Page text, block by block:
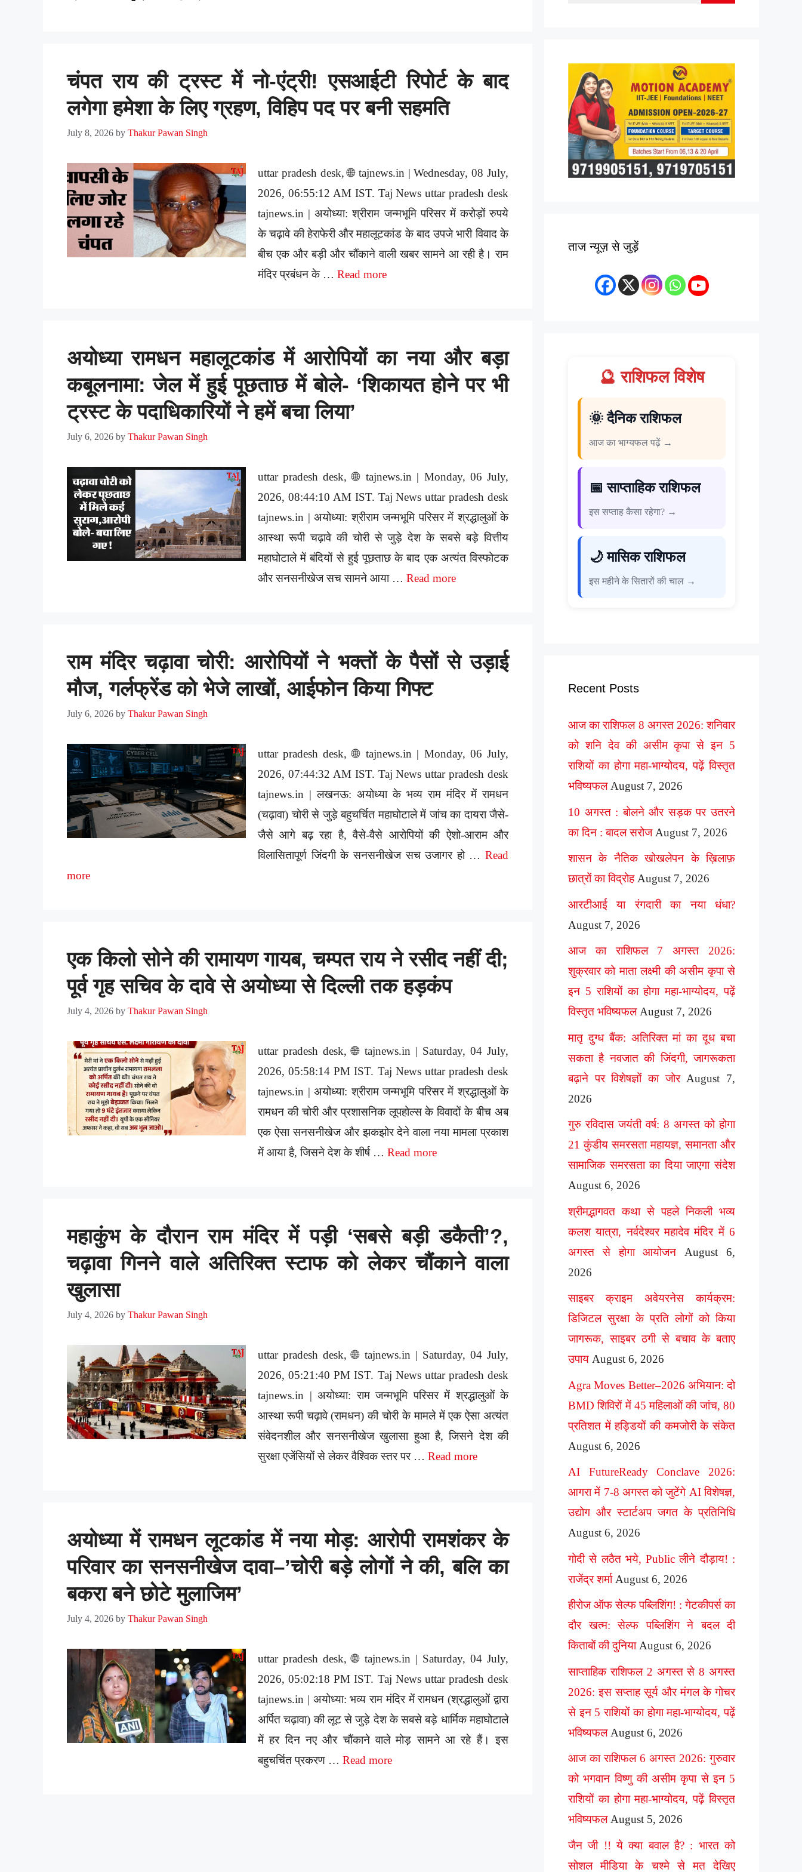
चंपत राय की ट्रस्ट में नो-एंट्री! एसआईटी रिपोर्ट के बाद
लगेगा हमेशा के लिए ग्रहण, विहिप पद पर बनी सहमति
July 8, 2026 by Thakur Pawan Singh
uttar pradesh desk, 🌐 tajnews.in | Wednesday, 08 July,
2026, 06:55:12 AM IST. Taj News uttar pradesh desk
tajnews.in | अयोध्या: श्रीराम जन्मभूमि परिसर में करोड़ों रुपये
के चढ़ावे की हेराफेरी और महालूटकांड के बाद उपजे भारी विवाद के
बीच एक और बड़ी और चौंकाने वाली खबर सामने आ रही है। राम
मंदिर प्रबंधन के … Read more
अयोध्या रामधन महालूटकांड में आरोपियों का नया और बड़ा
कबूलनामा: जेल में हुई पूछताछ में बोले- ‘शिकायत होने पर भी
ट्रस्ट के पदाधिकारियों ने हमें बचा लिया’
July 6, 2026 by Thakur Pawan Singh
uttar pradesh desk, 🌐 tajnews.in | Monday, 06 July,
2026, 08:44:10 AM IST. Taj News uttar pradesh desk
tajnews.in | अयोध्या: श्रीराम जन्मभूमि परिसर में श्रद्धालुओं के
आस्था रूपी चढ़ावे की चोरी से जुड़े देश के सबसे बड़े वित्तीय
महाघोटाले में बंदियों से हुई पूछताछ के बाद एक अत्यंत विस्फोटक
और सनसनीखेज सच सामने आया … Read more
राम मंदिर चढ़ावा चोरी: आरोपियों ने भक्तों के पैसों से उड़ाई
मौज, गर्लफ्रेंड को भेजे लाखों, आईफोन किया गिफ्ट
July 6, 2026 by Thakur Pawan Singh
uttar pradesh desk, 🌐 tajnews.in | Monday, 06 July,
2026, 07:44:32 AM IST. Taj News uttar pradesh desk
tajnews.in | लखनऊ: अयोध्या के भव्य राम मंदिर में रामधन
(चढ़ावा) चोरी से जुड़े बहुचर्चित महाघोटाले में जांच का दायरा जैसे-
जैसे आगे बढ़ रहा है, वैसे-वैसे आरोपियों की ऐशो-आराम और
विलासितापूर्ण जिंदगी के सनसनीखेज सच उजागर हो … Read
more
एक किलो सोने की रामायण गायब, चम्पत राय ने रसीद नहीं दी;
पूर्व गृह सचिव के दावे से अयोध्या से दिल्ली तक हड़कंप
July 4, 2026 by Thakur Pawan Singh
uttar pradesh desk, 🌐 tajnews.in | Saturday, 04 July,
2026, 05:58:14 PM IST. Taj News uttar pradesh desk
tajnews.in | अयोध्या: श्रीराम जन्मभूमि परिसर में श्रद्धालुओं के
रामधन की चोरी और प्रशासनिक लूपहोल्स के विवादों के बीच अब
एक ऐसा सनसनीखेज और झकझोर देने वाला नया मामला प्रकाश
में आया है, जिसने देश के शीर्ष … Read more
महाकुंभ के दौरान राम मंदिर में पड़ी ‘सबसे बड़ी डकैती’?,
चढ़ावा गिनने वाले अतिरिक्त स्टाफ को लेकर चौंकाने वाला
खुलासा
July 4, 2026 by Thakur Pawan Singh
uttar pradesh desk, 🌐 tajnews.in | Saturday, 04 July,
2026, 05:21:40 PM IST. Taj News uttar pradesh desk
tajnews.in | अयोध्या: राम जन्मभूमि परिसर में श्रद्धालुओं के
आस्था रूपी चढ़ावे (रामधन) की चोरी के मामले में एक ऐसा अत्यंत
संवेदनशील और सनसनीखेज खुलासा हुआ है, जिसने देश की
सुरक्षा एजेंसियों से लेकर वैश्विक स्तर पर … Read more
अयोध्या में रामधन लूटकांड में नया मोड़: आरोपी रामशंकर के
परिवार का सनसनीखेज दावा–’चोरी बड़े लोगों ने की, बलि का
बकरा बने छोटे मुलाजिम’
July 4, 2026 by Thakur Pawan Singh
uttar pradesh desk, 🌐 tajnews.in | Saturday, 04 July,
2026, 05:02:18 PM IST. Taj News uttar pradesh desk
tajnews.in | अयोध्या: भव्य राम मंदिर में रामधन (श्रद्धालुओं द्वारा
अर्पित चढ़ावा) की लूट से जुड़े देश के सबसे बड़े धार्मिक महाघोटाले
में हर दिन नए और चौंकाने वाले मोड़ सामने आ रहे हैं। इस
बहुचर्चित प्रकरण … Read more
ताज न्यूज़ से जुड़ें
🔮 राशिफल विशेष
🌞 दैनिक राशिफल
आज का भाग्यफल पढ़ें →
📅 साप्ताहिक राशिफल
इस सप्ताह कैसा रहेगा? →
🌙 मासिक राशिफल
इस महीने के सितारों की चाल →
Recent Posts
आज का राशिफल 8 अगस्त 2026: शनिवार
को शनि देव की असीम कृपा से इन 5
राशियों का होगा महा-भाग्योदय, पढ़ें विस्तृत
भविष्यफल August 7, 2026
10 अगस्त : बोलने और सड़क पर उतरने
का दिन : बादल सरोज August 7, 2026
शासन के नैतिक खोखलेपन के ख़िलाफ़
छात्रों का विद्रोह August 7, 2026
आरटीआई या रंगदारी का नया धंधा?
August 7, 2026
आज का राशिफल 7 अगस्त 2026:
शुक्रवार को माता लक्ष्मी की असीम कृपा से
इन 5 राशियों का होगा महा-भाग्योदय, पढ़ें
विस्तृत भविष्यफल August 7, 2026
मातृ दुग्ध बैंक: अतिरिक्त मां का दूध बचा
सकता है नवजात की जिंदगी, जागरूकता
बढ़ाने पर विशेषज्ञों का जोर August 7,
2026
गुरु रविदास जयंती वर्ष: 8 अगस्त को होगा
21 कुंडीय समरसता महायज्ञ, समानता और
सामाजिक समरसता का दिया जाएगा संदेश
August 6, 2026
श्रीमद्भागवत कथा से पहले निकली भव्य
कलश यात्रा, नर्वदेश्वर महादेव मंदिर में 6
अगस्त से होगा आयोजन
August 6,
2026
साइबर क्राइम अवेयरनेस कार्यक्रम:
डिजिटल सुरक्षा के प्रति लोगों को किया
जागरूक, साइबर ठगी से बचाव के बताए
उपाय August 6, 2026
Agra Moves Better–2026 अभियान: दो
BMD शिविरों में 45 महिलाओं की जांच, 80
प्रतिशत में हड्डियों की कमजोरी के संकेत
August 6, 2026
AI FutureReady Conclave 2026:
आगरा में 7-8 अगस्त को जुटेंगे AI विशेषज्ञ,
उद्योग और स्टार्टअप जगत के प्रतिनिधि
August 6, 2026
गोदी से लठैत भये, Public लीने दौड़ाय! :
राजेंद्र शर्मा August 6, 2026
हीरोज ऑफ सेल्फ पब्लिशिंग! : गेटकीपर्स का
दौर खत्म: सेल्फ पब्लिशिंग ने बदल दी
किताबों की दुनिया August 6, 2026
साप्ताहिक राशिफल 2 अगस्त से 8 अगस्त
2026: इस सप्ताह सूर्य और मंगल के गोचर
से इन 5 राशियों का होगा महा-भाग्योदय, पढ़ें
भविष्यफल August 6, 2026
आज का राशिफल 6 अगस्त 2026: गुरुवार
को भगवान विष्णु की असीम कृपा से इन 5
राशियों का होगा महा-भाग्योदय, पढ़ें विस्तृत
भविष्यफल August 5, 2026
जैन जी !! ये क्या बवाल है? : भारत को
सोशल मीडिया के चश्मे से मत देखिए